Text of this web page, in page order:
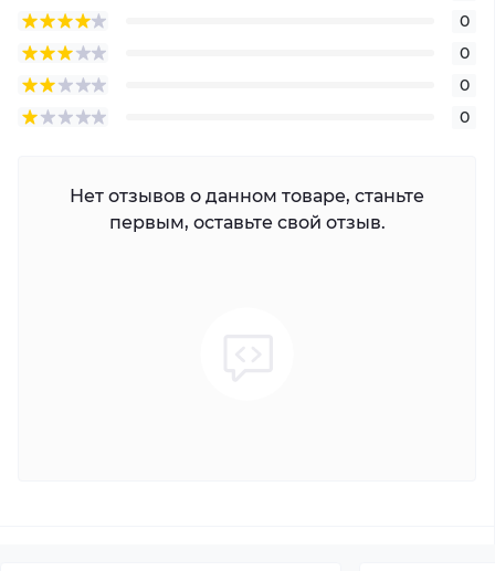
0
0
0
0
Нет отзывов о данном товаре, станьте
первым, оставьте свой отзыв.